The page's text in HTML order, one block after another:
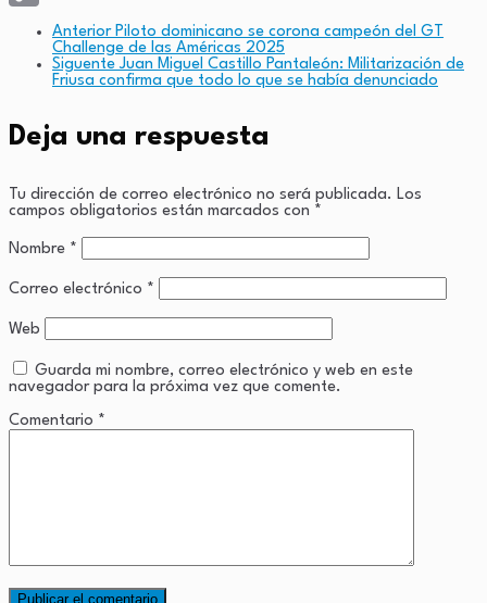
Anterior Piloto dominicano se corona campeón del GT
Challenge de las Américas 2025
Siguente Juan Miguel Castillo Pantaleón: Militarización de
Friusa confirma que todo lo que se había denunciado
Deja una respuesta
Tu dirección de correo electrónico no será publicada. Los
campos obligatorios están marcados con *
Nombre *
Correo electrónico *
Web
Guarda mi nombre, correo electrónico y web en este
navegador para la próxima vez que comente.
Comentario *